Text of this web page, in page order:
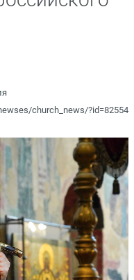
church_news/?id=82554